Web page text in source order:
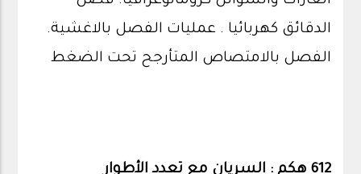
الدقائق كهربائيا . عمليات الفصل بالاغشية.
الفصل بالامتصاص المتأرجح تحت الضغط
612 هكم : السريان مع تعدد الأطوار